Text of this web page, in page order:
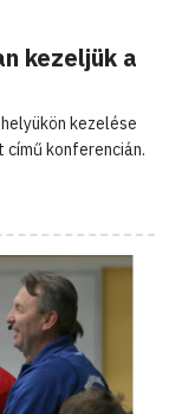
kezeljük a
kezelése
konferencián.